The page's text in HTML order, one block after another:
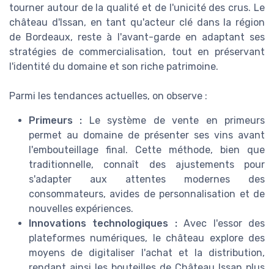
tourner autour de la qualité et de l'unicité des crus. Le
château d'Issan, en tant qu'acteur clé dans la région
de Bordeaux, reste à l'avant-garde en adaptant ses
stratégies de commercialisation, tout en préservant
l'identité du domaine et son riche patrimoine.
Parmi les tendances actuelles, on observe :
Primeurs : Le système de vente en primeurs
permet au domaine de présenter ses vins avant
l'embouteillage final. Cette méthode, bien que
traditionnelle, connaît des ajustements pour
s'adapter aux attentes modernes des
consommateurs, avides de personnalisation et de
nouvelles expériences.
Innovations technologiques :Avec l'essor des
plateformes numériques, le château explore des
moyens de digitaliser l'achat et la distribution,